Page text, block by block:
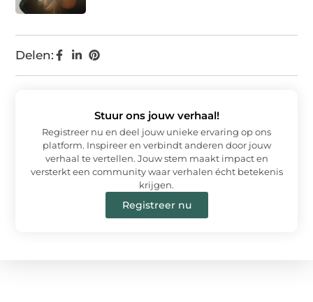
Delen:
Stuur ons jouw verhaal!
Registreer nu en deel jouw unieke ervaring op ons
platform. Inspireer en verbindt anderen door jouw
verhaal te vertellen. Jouw stem maakt impact en
versterkt een community waar verhalen écht betekenis
krijgen.
Registreer nu